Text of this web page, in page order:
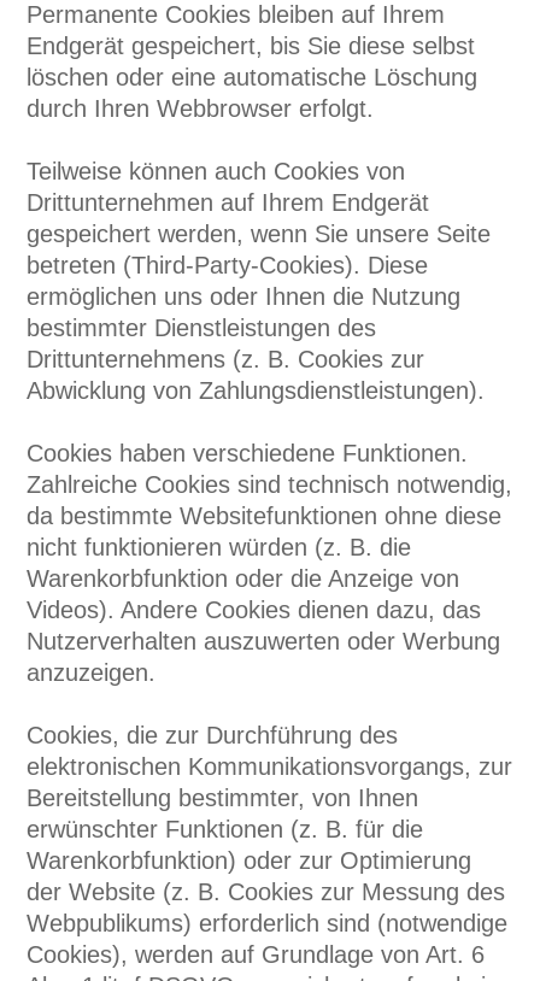
Permanente Cookies bleiben auf Ihrem
Endgerät gespeichert, bis Sie diese selbst
löschen oder eine automatische Löschung
durch Ihren Webbrowser erfolgt.
Teilweise können auch Cookies von
Drittunternehmen auf Ihrem Endgerät
gespeichert werden, wenn Sie unsere Seite
betreten (Third-Party-Cookies). Diese
ermöglichen uns oder Ihnen die Nutzung
bestimmter Dienstleistungen des
Drittunternehmens (z. B. Cookies zur
Abwicklung von Zahlungsdienstleistungen).
Cookies haben verschiedene Funktionen.
Zahlreiche Cookies sind technisch notwendig,
da bestimmte Websitefunktionen ohne diese
nicht funktionieren würden (z. B. die
Warenkorbfunktion oder die Anzeige von
Videos). Andere Cookies dienen dazu, das
Nutzerverhalten auszuwerten oder Werbung
anzuzeigen.
Cookies, die zur Durchführung des
elektronischen Kommunikationsvorgangs, zur
Bereitstellung bestimmter, von Ihnen
erwünschter Funktionen (z. B. für die
Warenkorbfunktion) oder zur Optimierung
der Website (z. B. Cookies zur Messung des
Webpublikums) erforderlich sind (notwendige
Cookies), werden auf Grundlage von Art. 6